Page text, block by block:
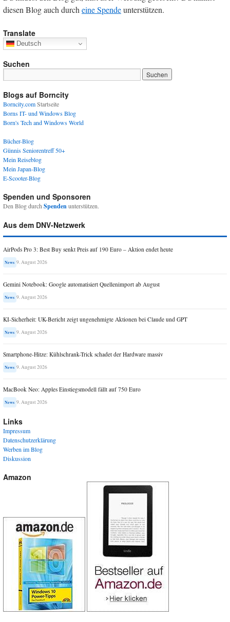
diesen Blog auch durcheine Spendeunterstützen.
Translate
Deutsch
Suchen
Blogs auf Borncity
Borncity.comStartseite
Borns IT- und Windows Blog
Born's Tech and Windows World
Bücher-Blog
Günnis Seniorentreff 50+
Mein Reiseblog
Mein Japan-Blog
E-Scooter-Blog
Spenden und Sponsoren
Den Blog durchSpendenunterstützen.
Aus dem DNV-Netzwerk
AirPods Pro 3: Best Buy senkt Preis auf 190 Euro – Aktion endet heute
News 9. August 2026
Gemini Notebook: Google automatisiert Quellenimport ab August
News 9. August 2026
KI-Sicherheit: UK-Bericht zeigt ungenehmigte Aktionen bei Claude und GPT
News 9. August 2026
Smartphone-Hitze: Kühlschrank-Trick schadet der Hardware massiv
News 9. August 2026
MacBook Neo: Apples Einstiegsmodell fällt auf 750 Euro
News 9. August 2026
Links
Impressum
Datenschutzerklärung
Werben im Blog
Diskussion
Amazon